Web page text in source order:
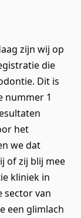
zijn wij op
die
Dit is
nummer 1
het
we dat
of zij blij mee
kliniek in
sector van
een glimlach